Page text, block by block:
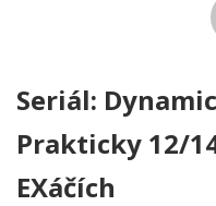
Seriál:
Prakticky 12/
EXáčích